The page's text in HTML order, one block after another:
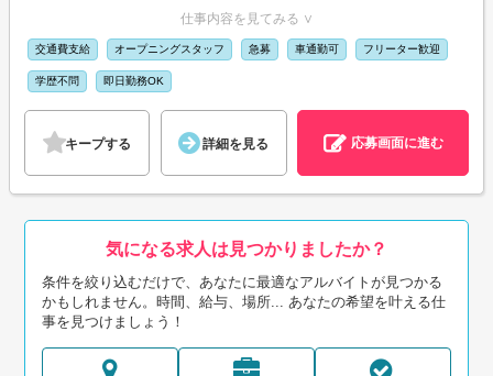
仕事内容を見てみる ∨
交通費支給 オープニングスタッフ 急募 車通勤可 フリーター歓迎
学歴不問 即日勤務OK
キープする 詳細を見る 応募画面に進む
気になる求人は見つかりましたか？
条件を絞り込むだけで、あなたに最適なアルバイトが見つかる
かもしれません。時間、給与、場所... あなたの希望を叶える仕
事を見つけましょう！